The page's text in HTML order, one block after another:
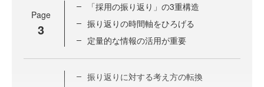
Page
3
「採用の振り返り」の3重構造
振り返りの時間軸をひろげる
定量的な情報の活用が重要
振り返りに対する考え方の転換